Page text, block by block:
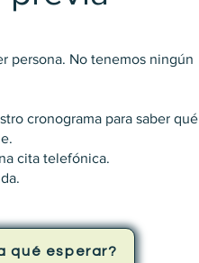
persona. No tenemos ningún
cronograma para saber qué
cita telefónica.
qué esperar?